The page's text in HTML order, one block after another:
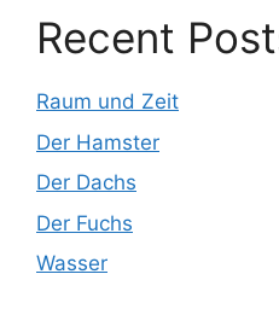
Recent
Raum und Zeit
Der Hamster
Der Dachs
Der Fuchs
Wasser